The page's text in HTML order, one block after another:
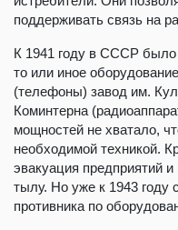
поддерживать связь на
К 1941 году в СССР было
то или иное
(телефоны) завод им.
Коминтерна
мощностей не хватало,
необходимой техникой.
эвакуация предприятий
тылу. Но уже к 1943 году
противника по